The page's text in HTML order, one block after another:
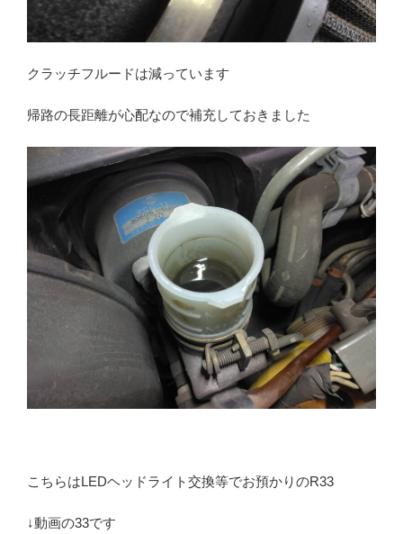
クラッチフルードは減っています
帰路の長距離が心配なので補充しておきました
こちらはLEDヘッドライト交換等でお預かりのR33
↓動画の33です